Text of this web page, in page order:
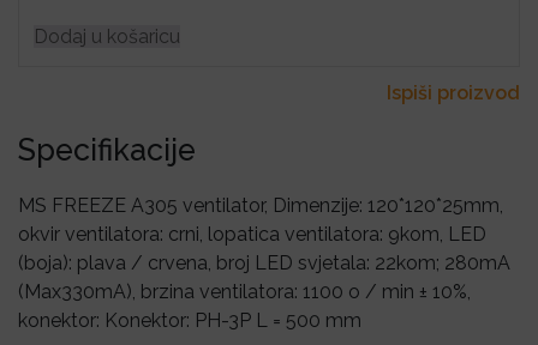
Dodaj u košaricu
Ispiši proizvod
Specifikacije
MS FREEZE A305 ventilator, Dimenzije: 120*120*25mm,
okvir ventilatora: crni, lopatica ventilatora: 9kom, LED
(boja): plava / crvena, broj LED svjetala: 22kom; 280mA
(Max330mA), brzina ventilatora: 1100 o / min ± 10%,
konektor: Konektor: PH-3P L = 500 mm